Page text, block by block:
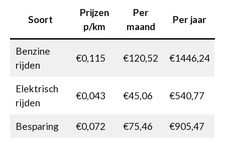
Soort
Prijzen
p/km
Per
maand
Per jaar
Benzine
rijden
€0,115 €120,52 €1446,24
Elektrisch
rijden
€0,043 €45,06 €540,77
Besparing €0,072 €75,46 €905,47